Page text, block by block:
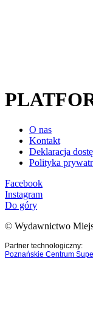
O nas
Kontakt
Deklaracja
Polityka
Facebook
Instagram
Do góry
© Wydawnictwo
Partner technologiczny:
Poznańskie Centrum